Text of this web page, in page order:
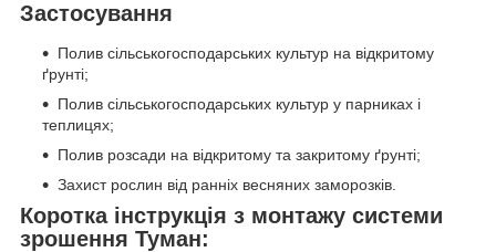
Застосування
Полив сільськогосподарських культур на відкритому
ґрунті;
Полив сільськогосподарських культур у парниках і
теплицях;
Полив розсади на відкритому та закритому ґрунті;
Захист рослин від ранніх весняних заморозків.
Коротка інструкція з монтажу системи
зрошення Туман: